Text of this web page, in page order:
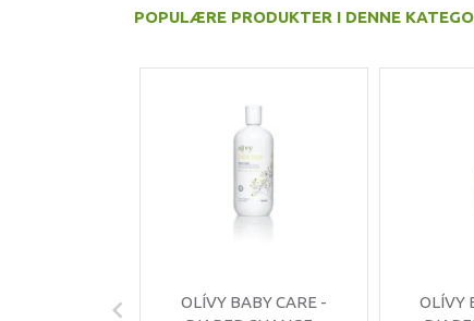
POPULÆRE PRODUKTER I DENNE
OLÍVY BABY CARE -
OLÍVY